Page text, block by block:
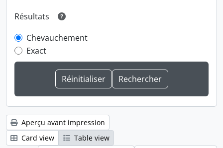
Résultats
Chevauchement
Exact
Aperçu avant impression
Card view
Table view